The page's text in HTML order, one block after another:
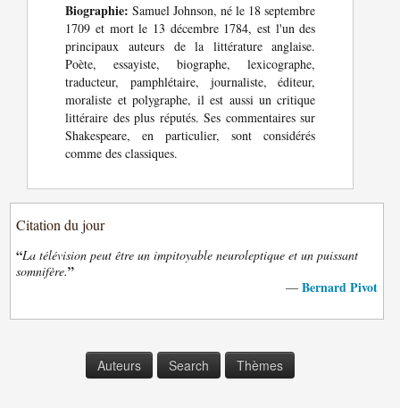
Biographie: Samuel Johnson, né le 18 septembre
1709 et mort le 13 décembre 1784, est l'un des
principaux auteurs de la littérature anglaise.
Poète, essayiste, biographe, lexicographe,
traducteur, pamphlétaire, journaliste, éditeur,
moraliste et polygraphe, il est aussi un critique
littéraire des plus réputés. Ses commentaires sur
Shakespeare, en particulier, sont considérés
comme des classiques.
Citation du jour
“La télévision peut être un impitoyable neuroleptique et un puissant
somnifère.”
— Bernard Pivot
Auteurs Search Thèmes